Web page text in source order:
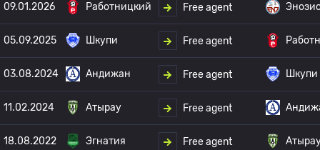
09.01.2026 Работницкий Free agent
05.09.2025 Шкупи Free agent
03.08.2024 Андижан Free agent Шкупи
11.02.2024 Атырау Free agent
18.08.2022 Эгнатия Free agent